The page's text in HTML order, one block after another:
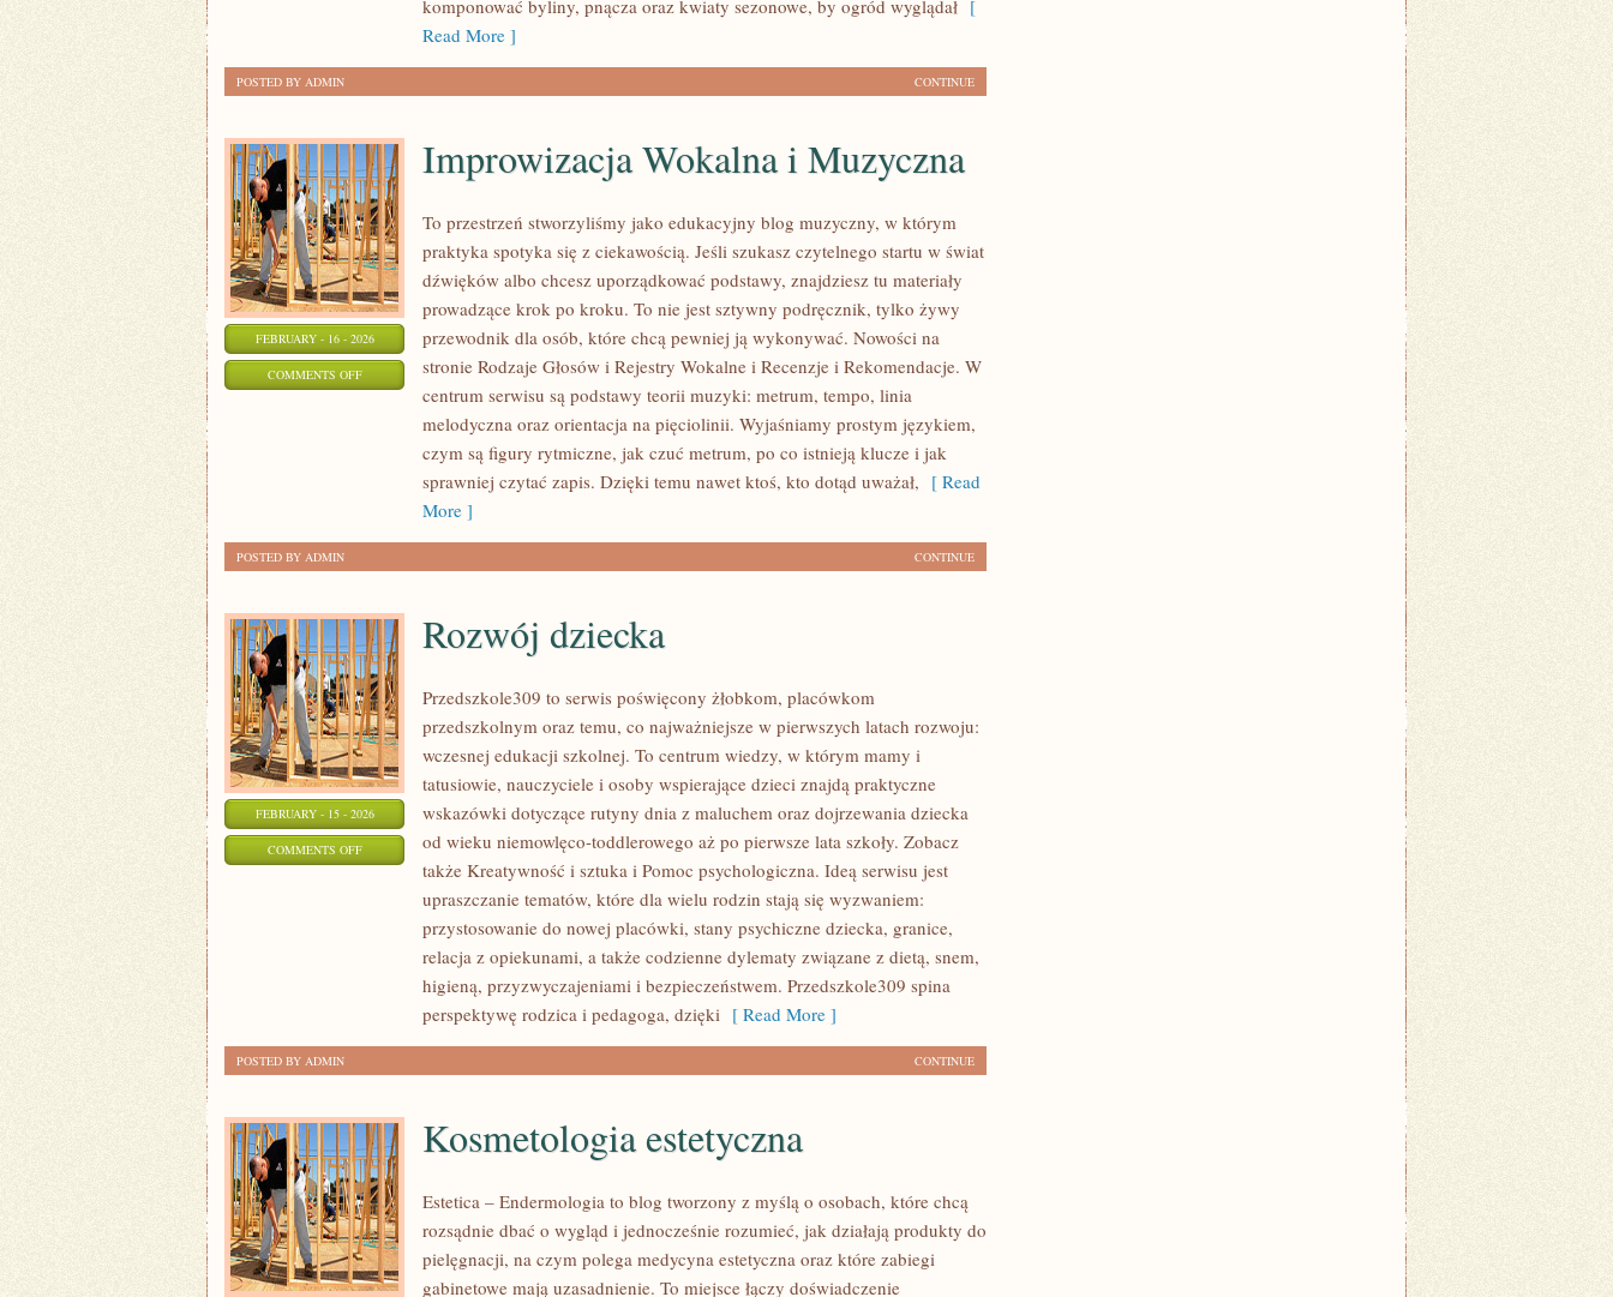
komponować byliny, pnącza oraz kwiaty sezonowe, by ogród wyglądał [
Read More ]
CONTINUE
POSTED BY ADMIN
FEBRUARY - 16 - 2026
COMMENTS OFFON
IMPROWIZACJA
MUZYCZNA
Improwizacja Wokalna i Muzyczna
To przestrzeń stworzyliśmy jako edukacyjny blog muzyczny, w którym
praktyka spotyka się z ciekawością. Jeśli szukasz czytelnego startu w świat
dźwięków albo chcesz uporządkować podstawy, znajdziesz tu materiały
prowadzące krok po kroku. To nie jest sztywny podręcznik, tylko żywy
przewodnik dla osób, które chcą pewniej ją wykonywać. Nowości na
stronie Rodzaje Głosów i Rejestry Wokalne i Recenzje i Rekomendacje. W
centrum serwisu są podstawy teorii muzyki: metrum, tempo, linia
melodyczna oraz orientacja na pięciolinii. Wyjaśniamy prostym językiem,
czym są figury rytmiczne, jak czuć metrum, po co istnieją klucze i jak
sprawniej czytać zapis. Dzięki temu nawet ktoś, kto dotąd uważał, [ Read
More ]
CONTINUE
POSTED BY ADMIN
FEBRUARY - 15 - 2026
COMMENTS OFFON
Rozwój dziecka
Przedszkole309 to serwis poświęcony żłobkom, placówkom
przedszkolnym oraz temu, co najważniejsze w pierwszych latach rozwoju:
wczesnej edukacji szkolnej. To centrum wiedzy, w którym mamy i
tatusiowie, nauczyciele i osoby wspierające dzieci znajdą praktyczne
wskazówki dotyczące rutyny dnia z maluchem oraz dojrzewania dziecka
od wieku niemowlęco-toddlerowego aż po pierwsze lata szkoły. Zobacz
także Kreatywność i sztuka i Pomoc psychologiczna. Ideą serwisu jest
upraszczanie tematów, które dla wielu rodzin stają się wyzwaniem:
przystosowanie do nowej placówki, stany psychiczne dziecka, granice,
relacja z opiekunami, a także codzienne dylematy związane z dietą, snem,
higieną, przyzwyczajeniami i bezpieczeństwem. Przedszkole309 spina
perspektywę rodzica i pedagoga, dzięki [ Read More ]
CONTINUE
POSTED BY ADMIN
Kosmetologia estetyczna
Estetica – Endermologia to blog tworzony z myślą o osobach, które chcą
rozsądnie dbać o wygląd i jednocześnie rozumieć, jak działają produkty do
pielęgnacji, na czym polega medycyna estetyczna oraz które zabiegi
gabinetowe mają uzasadnienie. To miejsce łączy doświadczenie